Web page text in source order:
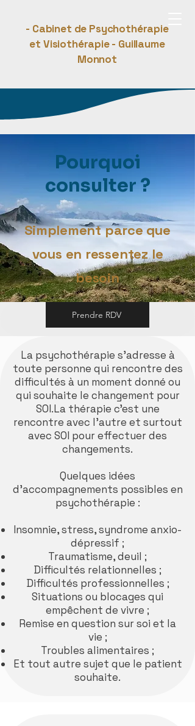
- Cabinet de Psychothérapie
et Visiothérapie - Guillaume
Monnot
Pourquoi
consulter ?
Simplement parce que
vous en ressentez le
besoin
Prendre RDV
La psychothérapie s’adresse à
toute personne qui rencontre des
difficultés à un moment donné ou
qui souhaite le changement pour
SOI.La thérapie c’est une
rencontre avec l’autre et surtout
avec SOI pour effectuer des
changements.​
Quelques idées
d’accompagnements possibles en
psychothérapie :​
Insomnie, stress, syndrome anxio-
dépressif ;
Traumatisme, deuil ;
Difficultés relationnelles ;
Difficultés professionnelles ;
Situations ou blocages qui
empêchent de vivre ;
Remise en question sur soi et la
vie ;
Troubles alimentaires ;
Et tout autre sujet que le patient
souhaite.